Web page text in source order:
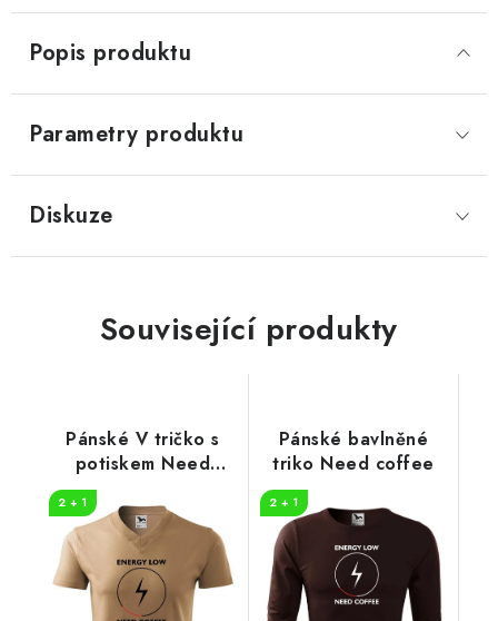
Popis produktu
Parametry produktu
Diskuze
Související produkty
Pánské V tričko s
potiskem Need
2 + 1
Pánské bavlněné
triko Need coffee
2 + 1